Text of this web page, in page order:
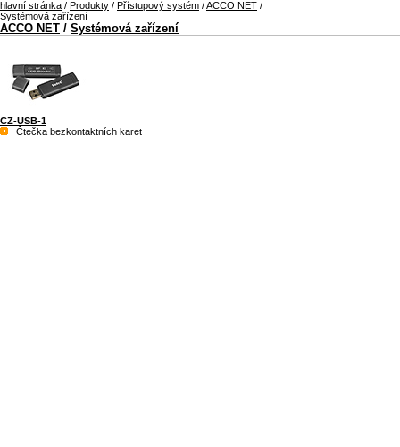
hlavní stránka / Produkty / Přístupový systém /ACCO NET /
Systémová zařízení
ACCO NET / Systémová zařízení
CZ-USB-1
Čtečka bezkontaktních karet